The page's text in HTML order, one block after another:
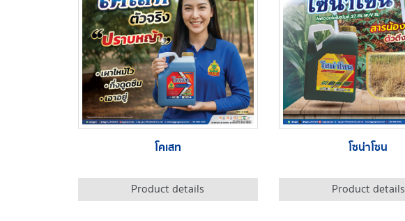
โคเสท
Product details
โซน่าโซน
Product details